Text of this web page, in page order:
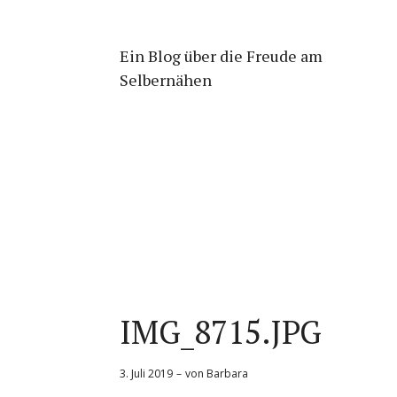
Ein Blog über die Freude am
Selbernähen
IMG_8715.JPG
3. Juli 2019 von Barbara